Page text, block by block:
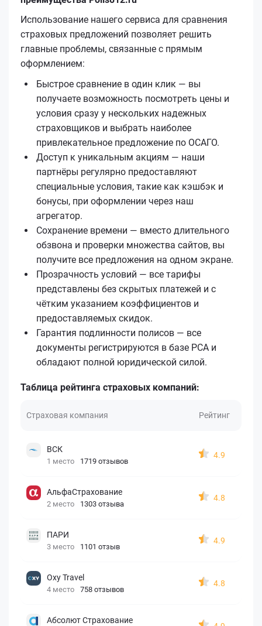
Использование нашего сервиса для сравнения
страховых предложений позволяет решить
главные проблемы, связанные с прямым
оформлением:
Быстрое сравнение в один клик — вы
получаете возможность посмотреть цены и
условия сразу у нескольких надежных
страховщиков и выбрать наиболее
привлекательное предложение по ОСАГО.
Доступ к уникальным акциям — наши
партнёры регулярно предоставляют
специальные условия, такие как кэшбэк и
бонусы, при оформлении через наш
агрегатор.
Сохранение времени — вместо длительного
обзвона и проверки множества сайтов, вы
получите все предложения на одном экране.
Прозрачность условий — все тарифы
представлены без скрытых платежей и с
чётким указанием коэффициентов и
предоставляемых скидок.
Гарантия подлинности полисов — все
документы регистрируются в базе РСА и
обладают полной юридической силой.
Таблица рейтинга страховых компаний:
Страховая компания Рейтинг
ВСК
1 место 1719 отзывов
4.9
АльфаСтрахование
2 место 1303 отзыва
4.8
ПАРИ
3 место 1101 отзыв
4.9
Oxy Travel
4 место 758 отзывов
4.8
Абсолют Страхование